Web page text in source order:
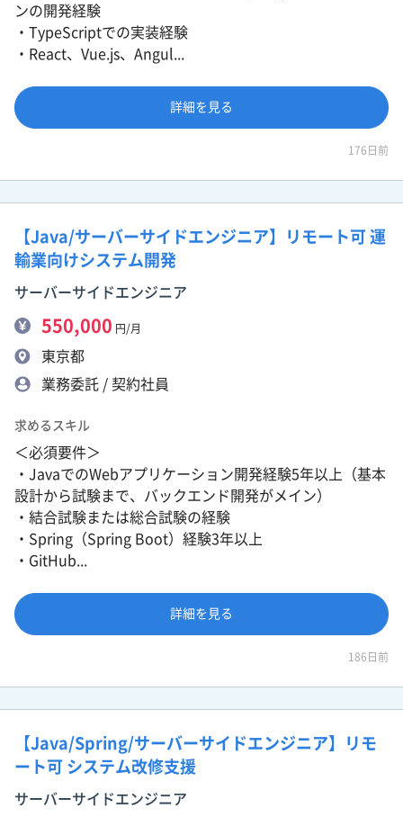
ンの開発経験
・TypeScriptでの実装経験
・React、Vue.js、Angul...
詳細を見る
176日前
【Java/サーバーサイドエンジニア】リモート可 運
輸業向けシステム開発
サーバーサイドエンジニア
550,000 円/月
東京都
業務委託 / 契約社員
求めるスキル
＜必須要件＞
・JavaでのWebアプリケーション開発経験5年以上（基本
設計から試験まで、バックエンド開発がメイン）
・結合試験または総合試験の経験
・Spring（Spring Boot）経験3年以上
・GitHub...
詳細を見る
186日前
【Java/Spring/サーバーサイドエンジニア】リモ
ート可 システム改修支援
サーバーサイドエンジニア